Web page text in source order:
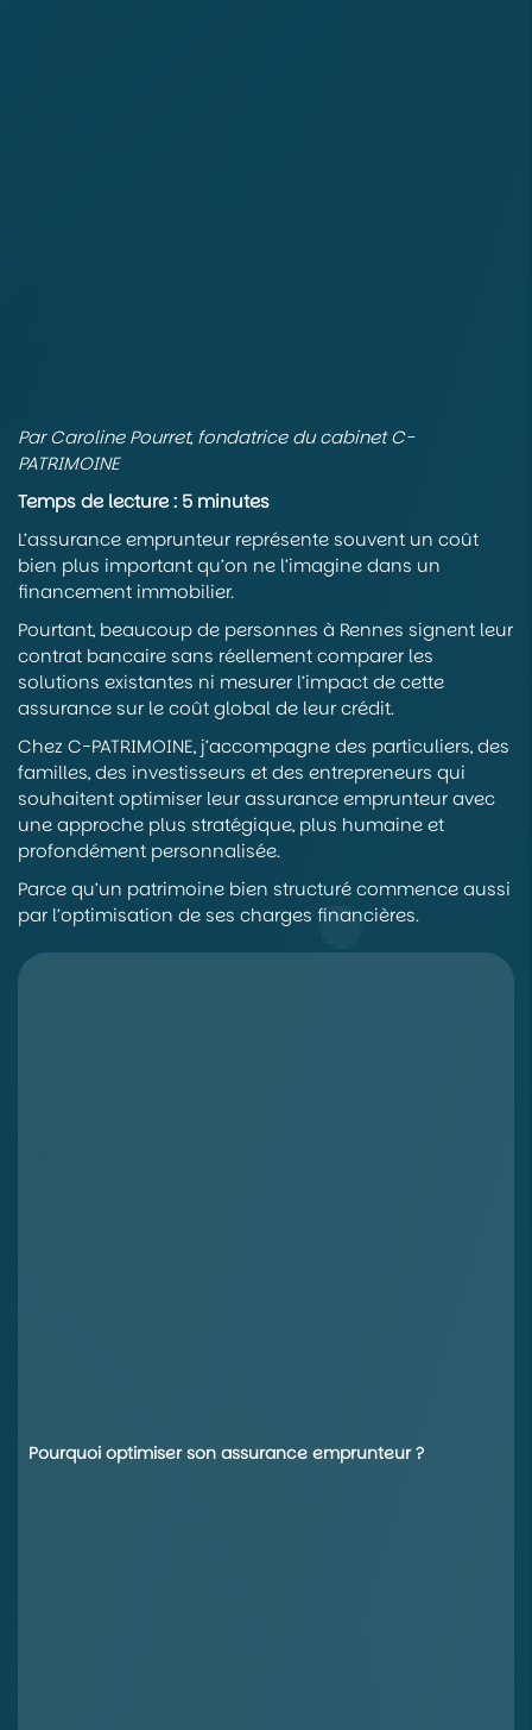
Par Caroline Pourret, fondatrice du cabinet C-
PATRIMOINE
Temps de lecture : 5 minutes
L’assurance emprunteur représente souvent un coût
bien plus important qu’on ne l’imagine dans un
financement immobilier.
Pourtant, beaucoup de personnes à Rennes signent leur
contrat bancaire sans réellement comparer les
solutions existantes ni mesurer l’impact de cette
assurance sur le coût global de leur crédit.
Chez C-PATRIMOINE, j’accompagne des particuliers, des
familles, des investisseurs et des entrepreneurs qui
souhaitent optimiser leur assurance emprunteur avec
une approche plus stratégique, plus humaine et
profondément personnalisée.
Parce qu’un patrimoine bien structuré commence aussi
par l’optimisation de ses charges financières.
Pourquoi optimiser son assurance emprunteur ?